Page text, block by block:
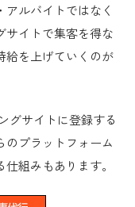
ルバイトではなく
サイトで集客を得な
給を上げていくのが
グサイトに登録する
のプラットフォーム
組みもあります。